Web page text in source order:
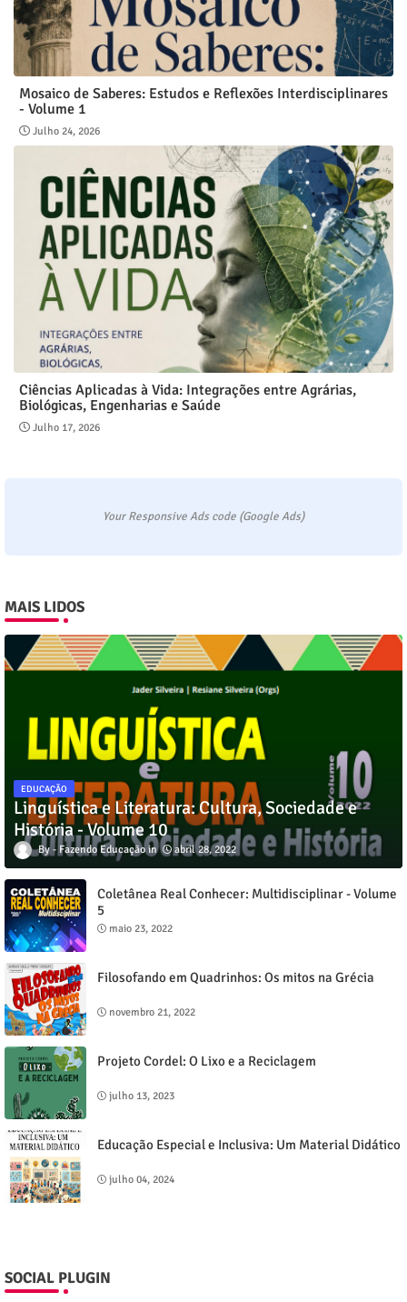
Mosaico de Saberes: Estudos e Reflexões Interdisciplinares
- Volume 1
Julho 24, 2026
Ciências Aplicadas à Vida: Integrações entre Agrárias,
Biológicas, Engenharias e Saúde
Julho 17, 2026
Your Responsive Ads code (Google Ads)
MAIS LIDOS
EDUCAÇÃO
Linguística e Literatura: Cultura, Sociedade e
História - Volume 10
Fazendo Educação abril 28, 2022
Coletânea Real Conhecer: Multidisciplinar - Volume
5
maio 23, 2022
Filosofando em Quadrinhos: Os mitos na Grécia
novembro 21, 2022
Projeto Cordel: O Lixo e a Reciclagem
julho 13, 2023
Educação Especial e Inclusiva: Um Material Didático
julho 04, 2024
SOCIAL PLUGIN